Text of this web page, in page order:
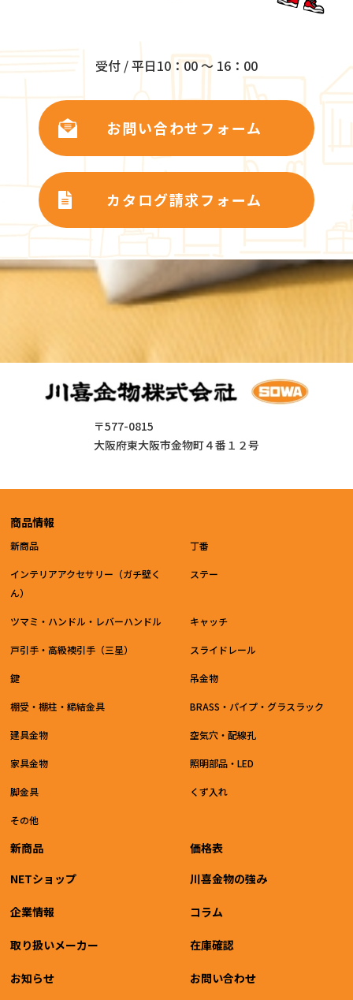
受付 / 平日10：00 ～ 16：00
お問い合わせフォーム
カタログ請求フォーム
〒577-0815
大阪府東大阪市金物町４番１２号
商品情報
新商品
インテリアアクセサリー（ガチ壁く
ん）
ツマミ・ハンドル・レバーハンドル
戸引手・高級襖引手（三星）
鍵
丁番
ステー
キャッチ
スライドレール
吊金物
棚受・棚柱・締結金具
建具金物
家具金物
脚金具
BRASS・パイプ・グラスラック
空気穴・配線孔
照明部品・LED
くず入れ
その他
新商品
価格表
NETショップ
川喜金物の強み
企業情報 コラム
取り扱いメーカー 在庫確認
お知らせ お問い合わせ